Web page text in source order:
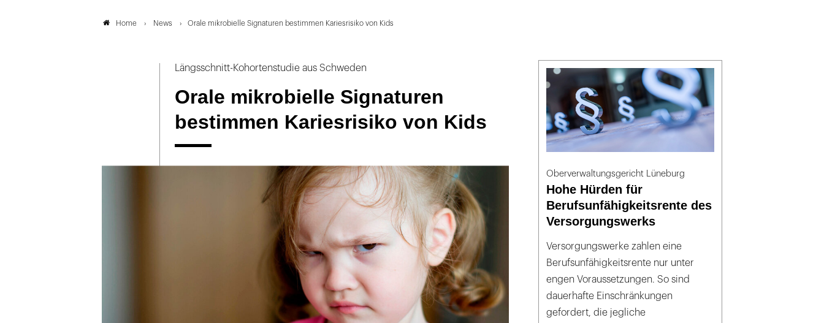
Home News Orale mikrobielle Signaturen bestimmen Kariesrisiko von Kids
Längsschnitt-Kohortenstudie aus Schweden
Orale mikrobielle Signaturen
bestimmen Kariesrisiko von Kids
Oberverwaltungsgericht Lüneburg
Hohe Hürden für
Berufsunfähigkeitsrente des
Versorgungswerks
Versorgungswerke zahlen eine
Berufsunfähigkeitsrente nur unter
engen Voraussetzungen. So sind
dauerhafte Einschränkungen
gefordert, die jegliche